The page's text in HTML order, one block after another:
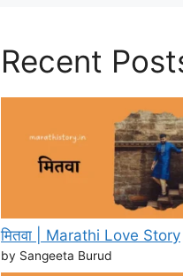
Recent
मितवा | Marathi Love Story
by Sangeeta Burud